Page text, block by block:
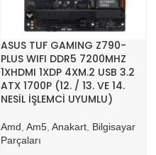
ASUS TUF GAMING Z790-
PLUS WIFI DDR5 7200MHZ
1XHDMI 1XDP 4XM.2 USB 3.2
ATX 1700P (12. / 13. VE 14.
NESİL İŞLEMCİ UYUMLU)
Amd Am5 Anakart Bilgisayar
Parçaları